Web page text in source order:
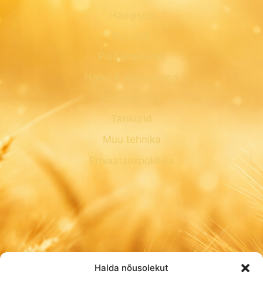
Halda nõusolekut
Puiduhakkurid
Hallid & varjualused
Tankurid
Muu tehnika
Privaatsuspoliitika